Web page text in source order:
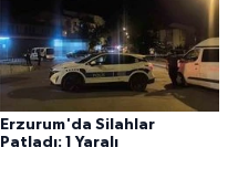
Erzurum'da Silahlar
Patladı: 1 Yaralı